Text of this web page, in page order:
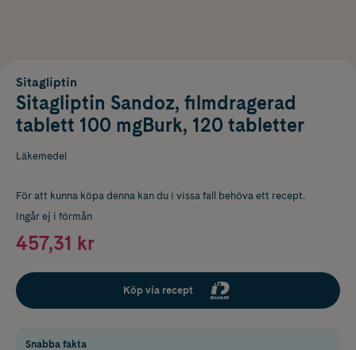
Sitagliptin
Sitagliptin Sandoz, filmdragerad
tablett 100 mgBurk, 120 tabletter
Läkemedel
För att kunna köpa denna kan du i vissa fall behöva ett recept.
Ingår ej i förmån
457,31 kr
Köp via recept
Snabba fakta